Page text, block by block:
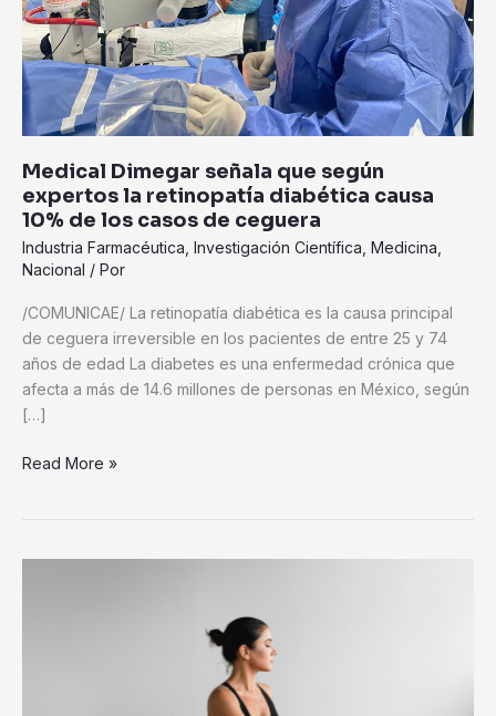
Medical Dimegar señala que según
expertos la retinopatía diabética causa
10% de los casos de ceguera
Industria Farmacéutica Investigación Científica Medicina
Nacional / Por
/COMUNICAE/ La retinopatía diabética es la causa principal
de ceguera irreversible en los pacientes de entre 25 y 74
años de edad La diabetes es una enfermedad crónica que
afecta a más de 14.6 millones de personas en México, según
[…]
diabética
causa
10%
de
casos
de
ceguera
Read More »